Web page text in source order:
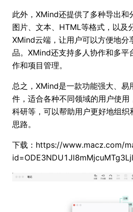
此外，XMind还提供了多种导出和
图片、文本、HTML等格式，以及
XMind云端，让用户可以方便地分
品。XMind还支持多人协作和多平
作和项目管理。
总之，XMind是一款功能强大、易
件，适合各种不同领域的用户使用
科研等，可以帮助用户更好地组织
思路。
下载：https://www.macz.com/